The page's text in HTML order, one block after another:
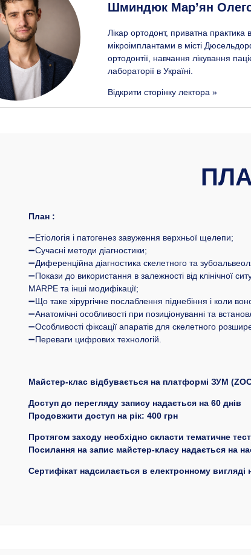
Шминдюк Марʼян
Лікар ортодонт, приватна
мікроімплантами в місті
ортодонтії, навчання лікування
лабораторії в Україні.
Відкрити сторінку лектора »
План :
➖Етіологія і патогенез завуження верхньої щелепи;
➖Сучасні методи діагностики;
➖Диференційна діагностика скелетного та
➖Покази до використання в залежності від клінічної
MARPE та інші модифікації;
➖Що таке хірургічне послаблення піднебіння і коли
➖Анатомічні особливості при позиціонуванні та
➖Особливості фіксації апаратів для скелетного
➖Переваги цифрових технологій.
Майстер-клас відбувається на платформі ЗУМ
Доступ до перегляду запису надається на 60 днів
Продовжити доступ на рік: 400 грн
Протягом заходу необхідно скласти тематичне
Посилання на запис майстер-класу надається на
Сертифікат надсилається в електронному вигляді